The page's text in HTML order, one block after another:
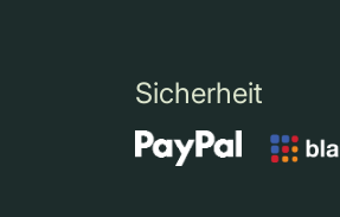
Sicherheit